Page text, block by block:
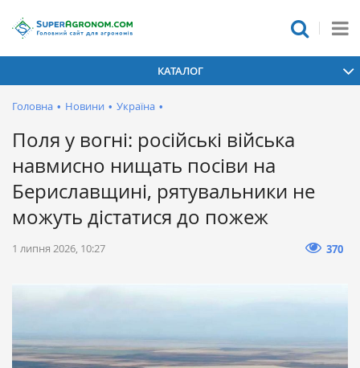
КАТАЛОГ
Головна • Новини • Україна •
Поля у вогні: російські війська
навмисно нищать посіви на
Бериславщині, рятувальники не
можуть дістатися до пожеж
1 липня 2026, 10:27 370